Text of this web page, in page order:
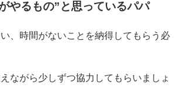
やるもの”と思っているパパ
、時間がないことを納得してもらう必
ながら少しずつ協力してもらいましょ